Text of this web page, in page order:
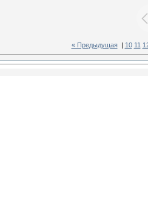
« Предыдущая| 10 11